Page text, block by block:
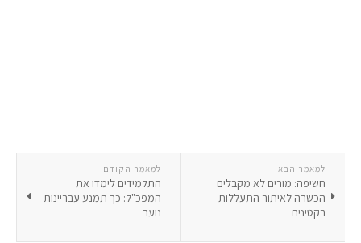
למאמר הקודם
התלמידים לימדו את
המפכ"ל: כך תמנע עבריינות
נוער
למאמר הבא
חשיפה: מורים לא מקבלים
הכשרה לאיתור התעללות
בקטינים